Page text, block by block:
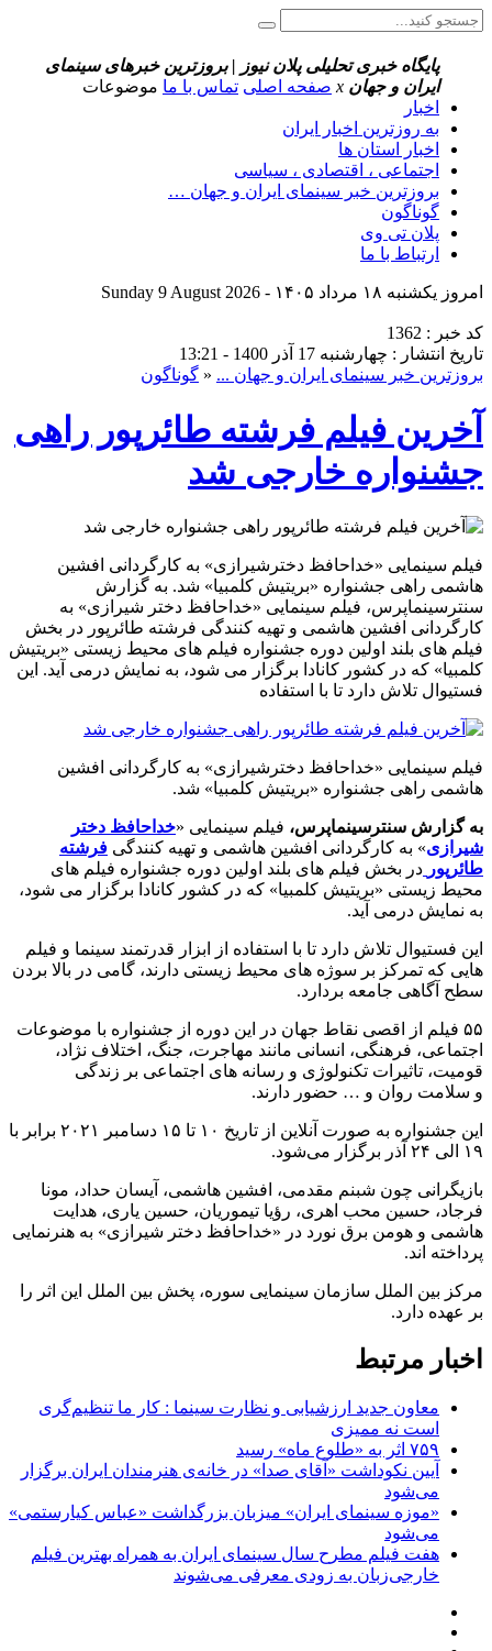
پایگاه خبری تحلیلی پلان نیوز | بروزترین خبرهای سینمای
ایران و جهان x صفحه اصلی تماس با ما موضوعات
اخبار
به روزترین اخبار ایران
اخبار استان ها
اجتماعی ، اقتصادی ، سیاسی
بروزترین خبر سینمای ایران و جهان …
گوناگون
پلان تی وی
ارتباط با ما
امروز یکشنبه ۱۸ مرداد ۱۴۰۵ - Sunday 9 August 2026
کد خبر : 1362
تاریخ انتشار : چهارشنبه 17 آذر 1400 - 13:21
بروزترین خبر سینمای ایران و جهان ... « گوناگون
آخرین فیلم فرشته طائرپور راهی
جشنواره خارجی شد
فیلم سینمایی «خداحافظ دخترشیرازی» به کارگردانی افشین
هاشمی راهی جشنواره «بریتیش کلمبیا» شد. به گزارش
سنترسینماپرس، فیلم سینمایی «خداحافظ دختر شیرازی» به
کارگردانی افشین هاشمی و تهیه کنندگی فرشته طائرپور در بخش
فیلم های بلند اولین دوره جشنواره فیلم های محیط زیستی «بریتیش
کلمبیا» که در کشور کانادا برگزار می شود، به نمایش درمی آید. این
فستیوال تلاش دارد تا با استفاده
فیلم سینمایی «خداحافظ دخترشیرازی» به کارگردانی افشین
هاشمی راهی جشنواره «بریتیش کلمبیا» شد.
به گزارش سنترسینماپرس، فیلم سینمایی «خداحافظ دختر
شیرازی» به کارگردانی افشین هاشمی و تهیه کنندگی فرشته
طائرپور در بخش فیلم های بلند اولین دوره جشنواره فیلم های
محیط زیستی «بریتیش کلمبیا» که در کشور کانادا برگزار می شود،
به نمایش درمی آید.
این فستیوال تلاش دارد تا با استفاده از ابزار قدرتمند سینما و فیلم
هایی که تمرکز بر سوژه های محیط زیستی دارند، گامی در بالا بردن
سطح آگاهی جامعه بردارد.
۵۵ فیلم از اقصی نقاط جهان در این دوره از جشنواره با موضوعات
اجتماعی، فرهنگی، انسانی مانند مهاجرت، جنگ، اختلاف نژاد،
قومیت، تاثیرات تکنولوژی و رسانه های اجتماعی بر زندگی
و سلامت روان و … حضور دارند.
این جشنواره به صورت آنلاین از تاریخ ۱۰ تا ۱۵ دسامبر ۲۰۲۱ برابر با
۱۹ الی ۲۴ آذر برگزار می‌شود.
بازیگرانی چون شبنم مقدمی، افشین هاشمی، آیسان حداد، مونا
فرجاد، حسین محب اهری، رؤیا تیموریان، حسین یاری، هدایت
هاشمی و هومن برق نورد در «خداحافظ دختر شیرازی» به هنرنمایی
پرداخته اند.
مرکز بین الملل سازمان سینمایی سوره، پخش بین الملل این اثر را
بر عهده دارد.
اخبار مرتبط
معاون جدید ارزشیابی و نظارت سینما : کار ما تنظیم‌گری
است نه ممیزی
۷۵۹ اثر به «طلوع ماه» رسید
آیین نکوداشت «آقای صدا» در خانه‌ی هنرمندان ایران برگزار
می‌شود
«موزه سینمای ایران» میزبان بزرگداشت «عباس کیارستمی»
می‌شود
هفت فیلم مطرح سال سینمای ایران به همراه بهترین فیلم
خارجی‌زبان به زودی معرفی می‌شوند